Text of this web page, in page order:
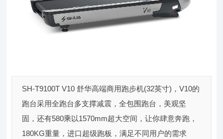
SH-T9100T V10 舒华高端商用跑步机(32英寸)，V10的
跑台采用全跑台多支撑减震，全包围跑台，美观坚
固，还有580乘以1570mm超大空间，让你肆意奔跑，
180KG重量，进口超级跑板，满足不同用户的需求